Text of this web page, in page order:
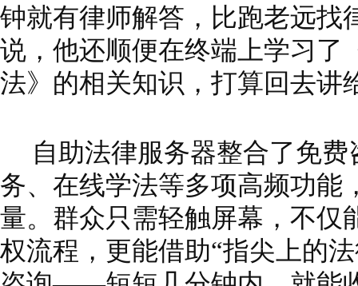
钟就有律师解答，比跑老远找
说，他还顺便在终端上学习了
法》的相关知识，打算回去讲
自助法律服务器整合了免
务、在线学法等多项高频功能
量。群众只需轻触屏幕，不仅
权流程，更能借助“指尖上的